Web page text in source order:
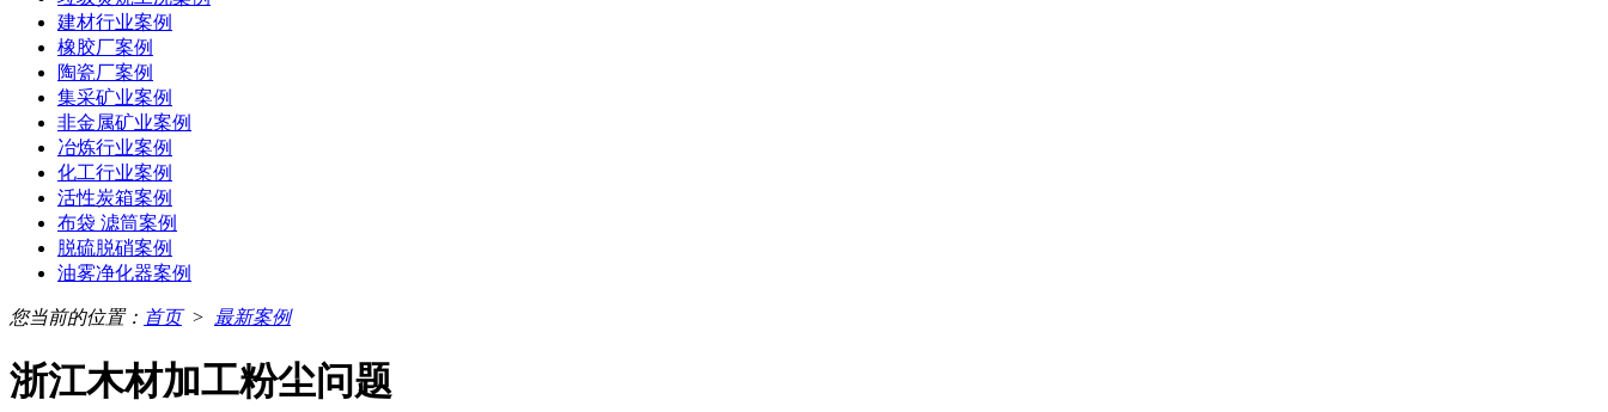
建材行业案例
橡胶厂案例
陶瓷厂案例
集采矿业案例
非金属矿业案例
冶炼行业案例
化工行业案例
活性炭箱案例
布袋 滤筒案例
脱硫脱硝案例
油雾净化器案例
您当前的位置： 首页> 最新案例
浙江木材加工粉尘问题